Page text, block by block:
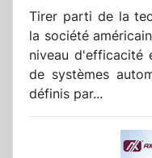
Tirer parti de la
la société
niveau d'efficacité
de systèmes
définis par...